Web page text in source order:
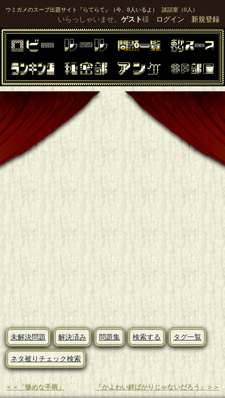
ウミガメのスープ出題サイト『らてらて』 （今、8人いるよ） 談話室（0人）
いらっしゃいませ。 ゲスト様 ログイン 新規登録
未解決問題 解決済み 問題集 検索する タグ一覧
ネタ被りチェック検索
＜＜「惨めな手柄」 「かよわい絆ばかりじゃないだろう」＞＞